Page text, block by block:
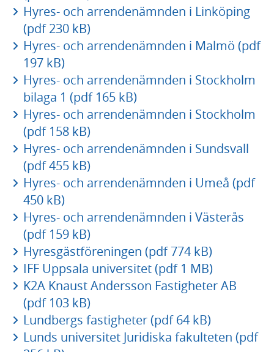
Hyres- och arrendenämnden i Linköping
(pdf 230 kB)
Hyres- och arrendenämnden i Malmö (pdf
197 kB)
Hyres- och arrendenämnden i Stockholm
bilaga 1 (pdf 165 kB)
Hyres- och arrendenämnden i Stockholm
(pdf 158 kB)
Hyres- och arrendenämnden i Sundsvall
(pdf 455 kB)
Hyres- och arrendenämnden i Umeå (pdf
450 kB)
Hyres- och arrendenämnden i Västerås
(pdf 159 kB)
Hyresgästföreningen (pdf 774 kB)
IFF Uppsala universitet (pdf 1 MB)
K2A Knaust Andersson Fastigheter AB
(pdf 103 kB)
Lundbergs fastigheter (pdf 64 kB)
Lunds universitet Juridiska fakulteten (pdf